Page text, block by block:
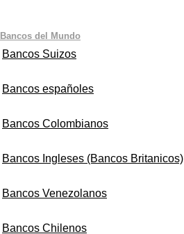
Bancos del Mundo
Bancos Suizos
Bancos españoles
Bancos Colombianos
Bancos Ingleses (Bancos Britanicos)
Bancos Venezolanos
Bancos Chilenos